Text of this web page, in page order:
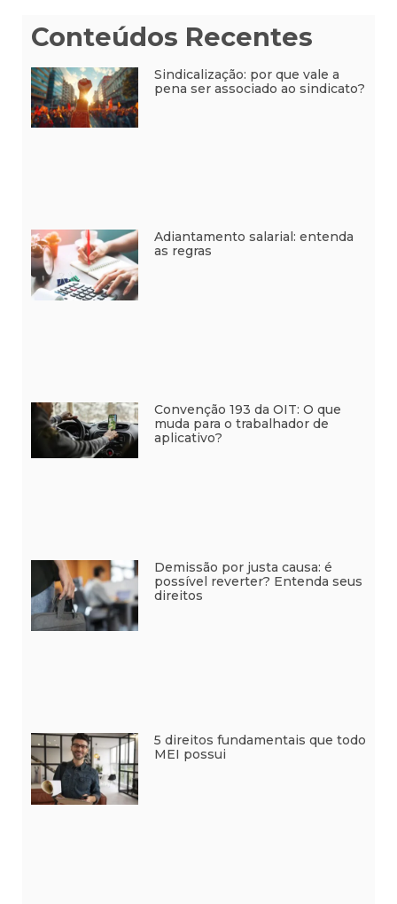
Conteúdos Recentes
Sindicalização: por que vale a
pena ser associado ao sindicato?
Adiantamento salarial: entenda
as regras
Convenção 193 da OIT: O que
muda para o trabalhador de
aplicativo?
Demissão por justa causa: é
possível reverter? Entenda seus
direitos
5 direitos fundamentais que todo
MEI possui